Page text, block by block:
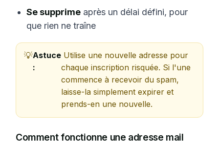
Se supprime après un délai défini, pour
que rien ne traîne
Astuce
:
Utilise une nouvelle adresse pour
chaque inscription risquée. Si l'une
commence à recevoir du spam,
laisse-la simplement expirer et
prends-en une nouvelle.
Comment fonctionne une adresse mail